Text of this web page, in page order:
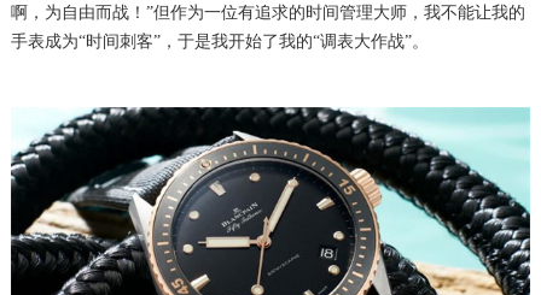
啊，为自由而战！”但作为一位有追求的时间管理大师，我不能让我的
手表成为“时间刺客”，于是我开始了我的“调表大作战”。